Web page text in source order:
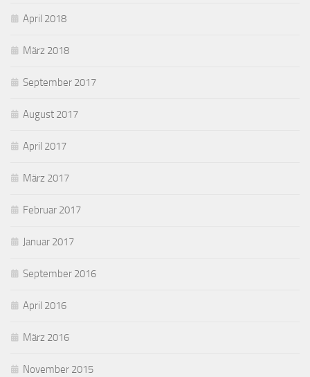
April 2018
März 2018
September 2017
August 2017
April 2017
März 2017
Februar 2017
Januar 2017
September 2016
April 2016
März 2016
November 2015